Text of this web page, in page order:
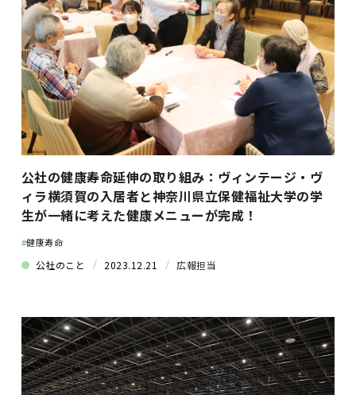
公社の健康寿命延伸の取り組み：ヴィンテージ・ヴ
ィラ横須賀の入居者と神奈川県立保健福祉大学の学
生が一緒に考えた健康メニューが完成！
#健康寿命
公社のこと 2023.12.21 広報担当